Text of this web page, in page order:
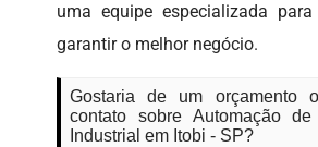
uma equipe especializada
garantir o melhor negócio.
Gostaria de um orçamento
contato sobre Automação de
Industrial em Itobi - SP?